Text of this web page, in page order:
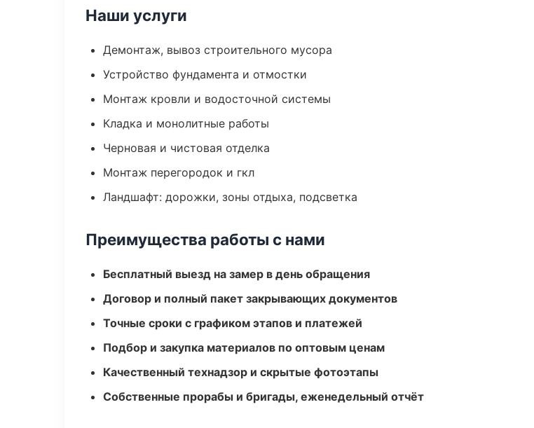
Наши услуги
Демонтаж, вывоз строительного мусора
Устройство фундамента и отмостки
Монтаж кровли и водосточной системы
Кладка и монолитные работы
Черновая и чистовая отделка
Монтаж перегородок и гкл
Ландшафт: дорожки, зоны отдыха, подсветка
Преимущества работы с нами
Бесплатный выезд на замер в день обращения
Договор и полный пакет закрывающих документов
Точные сроки с графиком этапов и платежей
Подбор и закупка материалов по оптовым ценам
Качественный технадзор и скрытые фотоэтапы
Собственные прорабы и бригады, еженедельный отчёт